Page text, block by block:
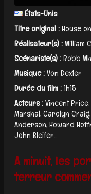
États-Unis
Titre original :House
Réalisateur(s) :William
Scénariste(s) :Robb
Musique :Von Dexter
Durée du film :1h15
Acteurs :Vincent
Marshal, Carolyn
Anderson, Howard
John Bleifer...
A minuit, les
terreur